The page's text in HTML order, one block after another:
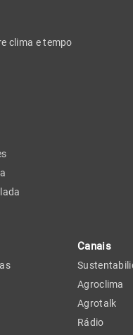
clima e tempo
Canais
Agroclima
Agrotalk
Rádio